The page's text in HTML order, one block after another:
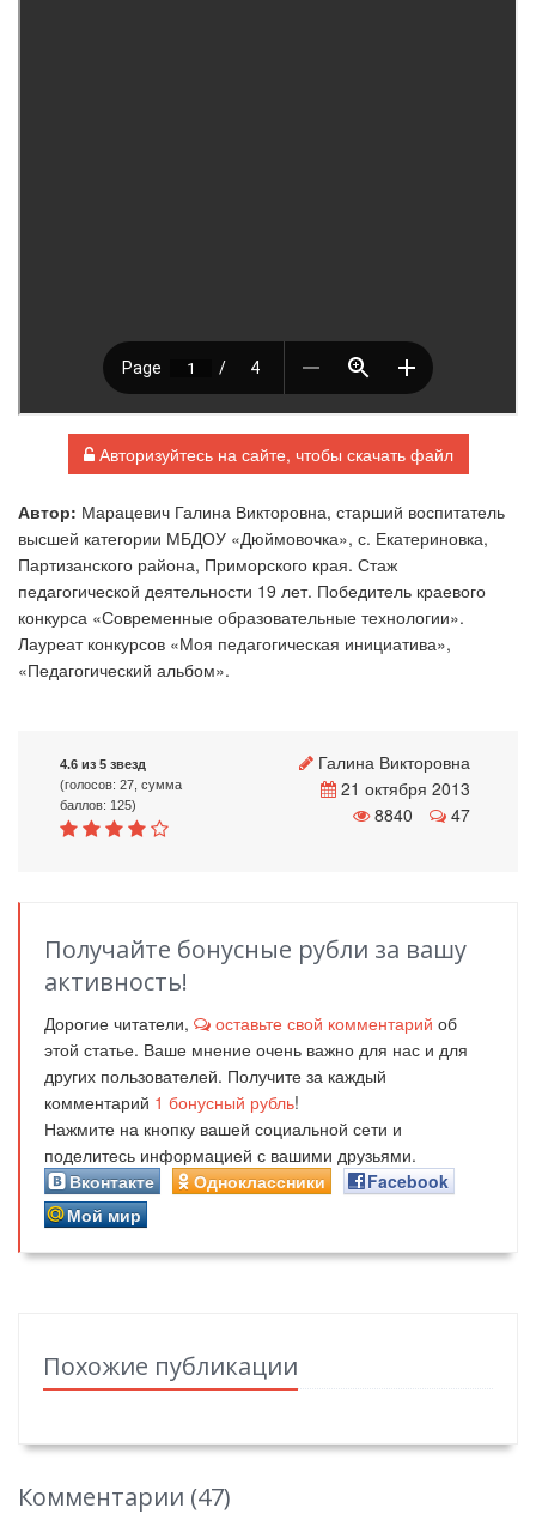
Авторизуйтесь на сайте, чтобы скачать файл
Автор: Марацевич Галина Викторовна, старший воспитатель
высшей категории МБДОУ «Дюймовочка», с. Екатериновка,
Партизанского района, Приморского края. Стаж
педагогической деятельности 19 лет. Победитель краевого
конкурса «Современные образовательные технологии».
Лауреат конкурсов «Моя педагогическая инициатива»,
«Педагогический альбом».
4.6 из 5 звезд
(голосов: 27, сумма
баллов: 125)
Галина Викторовна
21 октября 2013
8840
47
Получайте бонусные рубли за вашу
активность!
Дорогие читатели, оставьте свой комментарий об
этой статье. Ваше мнение очень важно для нас и для
других пользователей. Получите за каждый
комментарий 1 бонусный рубль!
Нажмите на кнопку вашей социальной сети и
поделитесь информацией с вашими друзьями.
Вконтакте
Одноклассники
Facebook
Мой мир
Похожие публикации
Комментарии (47)